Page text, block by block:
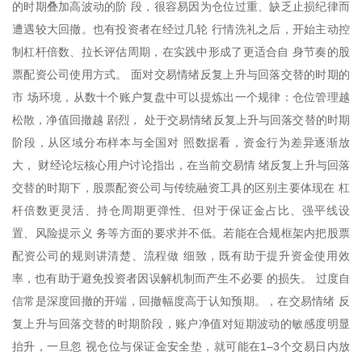
的时期叠加高波动的阶 段，很容易因为仓位过重、缺乏止损纪律而
遭遇较大回撤。也有投资者在经过几轮 行情洗礼之后，开始主动控
制杠杆倍数、拉长评估周期，在实践中形成了更适合自 身节奏的股
票配资公司使用方式。 面对交易情绪反复上升与回落交替的时期的
市 场环境，从数十个账户复盘中可以提炼出一个规律：仓位管理越
松散，净值回撤越 剧烈， 处于交易情绪反复上升与回落交替的时期
阶段，从区域分布样本与全国对 照数据看，资金行为差异逐渐放
大， 财经论坛核心用户讨论指出，在当前交易情 绪反复上升与回落
交替的时期下，股票配资公司与传统融资工具的区别主要体现在 杠
杆倍数更灵活、持仓周期更弹性、但对于保证金占比、强平线设
置、风险提示义 务等方面的要求并不低。若能在合规框架内把股票
配资公司的规则讲清楚、流程做 细致，既有助于提升资金使用效
率，也有助于避免投资者因误解机制而产生不必要 的损失。 过度自
信常是深度回撤的开端，回撤幅度高于认知预期。，在交易情绪 反
复上升与回落交替的时期阶段，账户净值对短期波动的敏感度明显
抬升，一旦忽 视仓位与保证金安全垫，就可能在1–3个交易日内放